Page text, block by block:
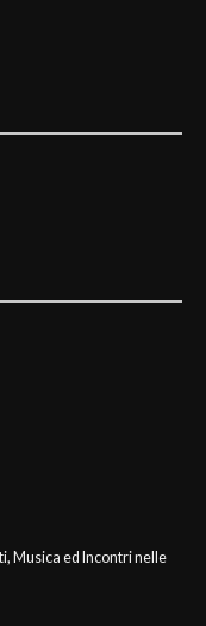
Musica ed Incontri nelle